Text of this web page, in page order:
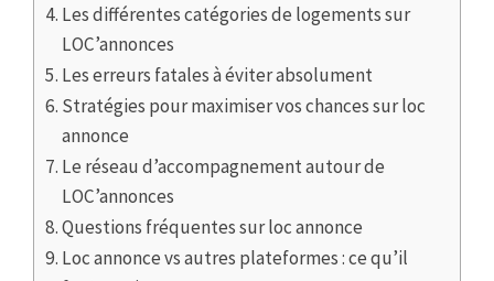
Les différentes catégories de logements sur
LOC’annonces
Les erreurs fatales à éviter absolument
Stratégies pour maximiser vos chances sur loc
annonce
Le réseau d’accompagnement autour de
LOC’annonces
Questions fréquentes sur loc annonce
Loc annonce vs autres plateformes : ce qu’il